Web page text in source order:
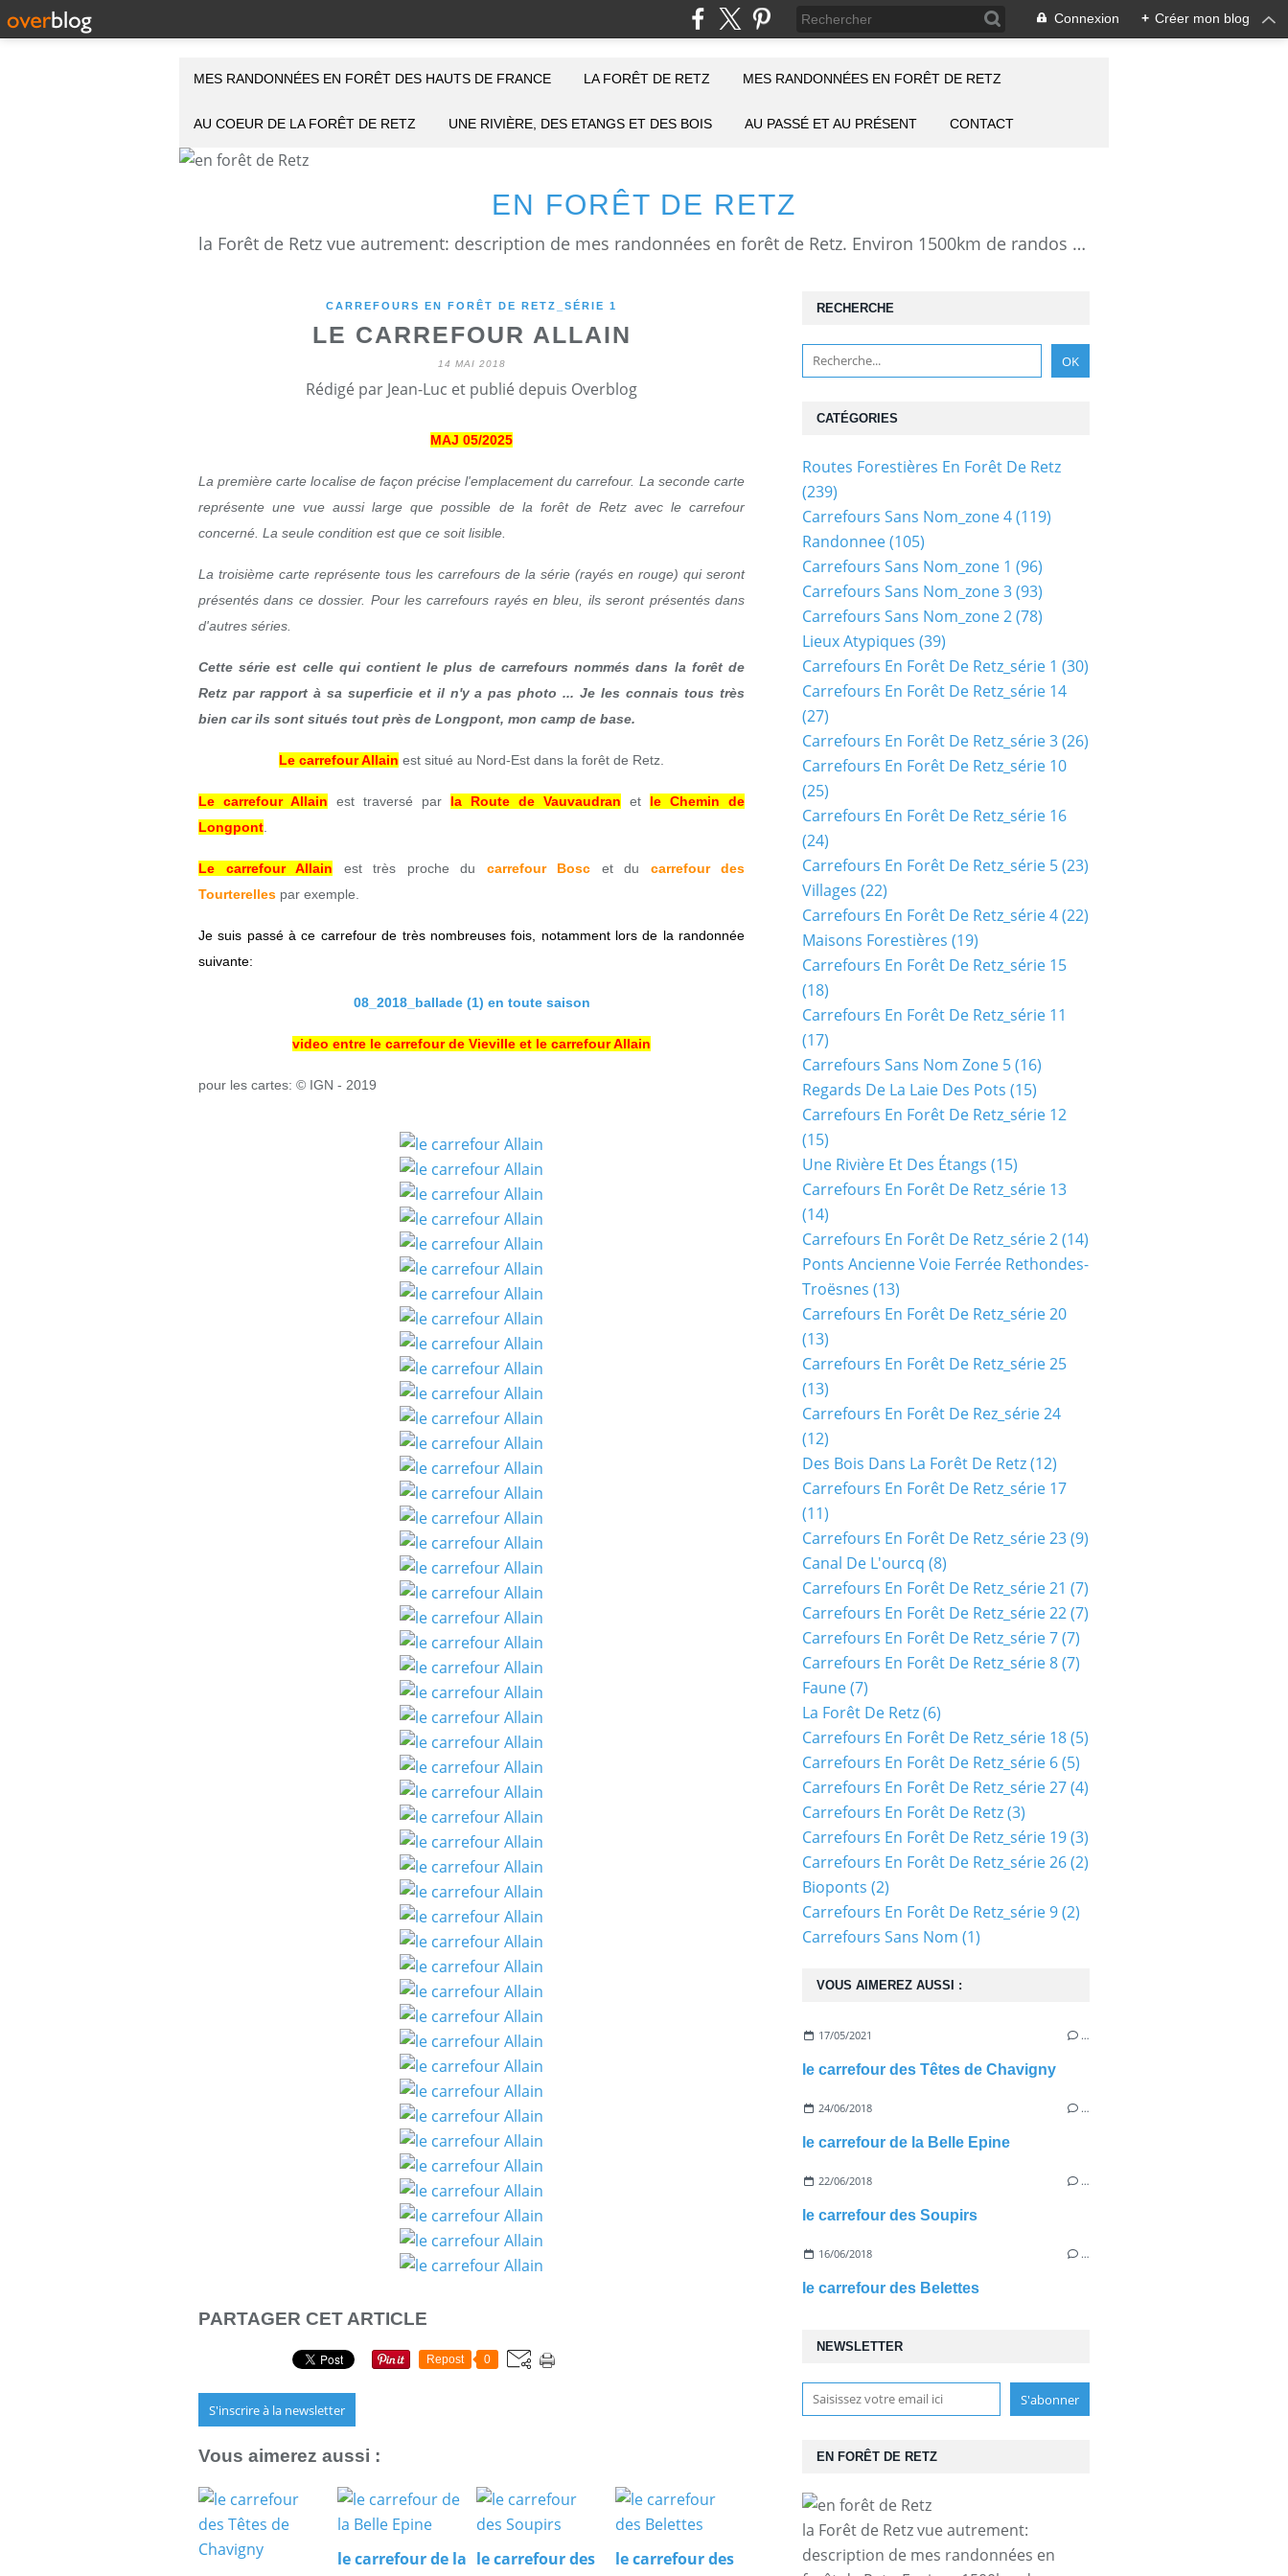
Connexion + Créer mon blog
EN FORÊT DE RETZ
la Forêt de Retz vue autrement: description de mes randonnées en forêt de Retz. Environ 1500km de randos et 25000 photos pour montrer cette forêt magnifique et ses particularités: les lieux atypiques comme la Pierre Clouise, la Cave du Diable, la Pierre Fortière, la Grotte Saint-Antoine ... Mais aussi les 360 carrefours nommés, plus de 100 routes forestières, les étangs, des villages et hameaux
MES RANDONNÉES EN FORÊT DES HAUTS DE FRANCE LA FORÊT DE RETZ MES RANDONNÉES EN FORÊT DE RETZ
AU COEUR DE LA FORÊT DE RETZ UNE RIVIÈRE, DES ETANGS ET DES BOIS AU PASSÉ ET AU PRÉSENT CONTACT
CARREFOURS EN FORÊT DE RETZ_SÉRIE 1
LE CARREFOUR ALLAIN
14 MAI 2018
Rédigé par Jean-Luc et publié depuis Overblog
MAJ 05/2025
La première carte localise de façon précise l'emplacement du carrefour. La seconde carte
représente une vue aussi large que possible de la forêt de Retz avec le carrefour
concerné. La seule condition est que ce soit lisible.
La troisième carte représente tous les carrefours de la série (rayés en rouge) qui seront
présentés dans ce dossier. Pour les carrefours rayés en bleu, ils seront présentés dans
d'autres séries.
Cette série est celle qui contient le plus de carrefours nommés dans la forêt de
Retz par rapport à sa superficie et il n'y a pas photo ... Je les connais tous très
bien car ils sont situés tout près de Longpont, mon camp de base.
Le carrefour Allain est situé au Nord-Est dans la forêt de Retz.
Le carrefour Allain est traversé par la Route de Vauvaudran et le Chemin de
Longpont
Le carrefour Allain est très proche du carrefour Bosc et du carrefour des
Tourterelles par exemple.
Je suis passé à ce carrefour de très nombreuses fois, notamment lors de la randonnée
suivante:
08_2018_ballade (1) en toute saison
video entre le carrefour de Vieville et le carrefour Allain
pour les cartes: © IGN - 2019
PARTAGER CET ARTICLE
Repost 0
S'inscrire à la newsletter
Vous aimerez aussi :
le carrefour de la le carrefour des
le carrefour des
NEWSLETTER
RECHERCHE
EN FORÊT DE RETZ
la Forêt de Retz vue autrement:
description de mes randonnées en
VOUS AIMEREZ AUSSI :
17/05/2021 …
le carrefour des Têtes de Chavigny
24/06/2018 …
le carrefour de la Belle Epine
22/06/2018 …
le carrefour des Soupirs
16/06/2018 …
le carrefour des Belettes
CATÉGORIES
Routes Forestières En Forêt De Retz
(239)
Carrefours Sans Nom_zone 4(119)
Randonnee(105)
Carrefours Sans Nom_zone 1 (96)
Carrefours Sans Nom_zone 3(93)
Carrefours Sans Nom_zone 2(78)
Lieux Atypiques (39)
Carrefours En Forêt De Retz_série 1 (30)
Carrefours En Forêt De Retz_série 14
(27)
Carrefours En Forêt De Retz_série 3(26)
Carrefours En Forêt De Retz_série 10
(25)
Carrefours En Forêt De Retz_série 16
(24)
Carrefours En Forêt De Retz_série 5(23)
Villages (22)
Carrefours En Forêt De Retz_série 4(22)
Maisons Forestières (19)
Carrefours En Forêt De Retz_série 15
(18)
Carrefours En Forêt De Retz_série 11
(17)
Carrefours Sans Nom Zone 5(16)
Regards De La Laie Des Pots (15)
Carrefours En Forêt De Retz_série 12
(15)
Une Rivière Et Des Étangs (15)
Carrefours En Forêt De Retz_série 13
(14)
Carrefours En Forêt De Retz_série 2(14)
Ponts Ancienne Voie Ferrée Rethondes-
Troësnes (13)
Carrefours En Forêt De Retz_série 20
(13)
Carrefours En Forêt De Retz_série 25
(13)
Carrefours En Forêt De Rez_série 24
(12)
Des Bois Dans La Forêt De Retz(12)
Carrefours En Forêt De Retz_série 17
(11)
Carrefours En Forêt De Retz_série 23(9)
Canal De L'ourcq (8)
Carrefours En Forêt De Retz_série 21 (7)
Carrefours En Forêt De Retz_série 22(7)
Carrefours En Forêt De Retz_série 7(7)
Carrefours En Forêt De Retz_série 8(7)
Faune(7)
La Forêt De Retz(6)
Carrefours En Forêt De Retz_série 18(5)
Carrefours En Forêt De Retz_série 6(5)
Carrefours En Forêt De Retz_série 27(4)
Carrefours En Forêt De Retz(3)
Carrefours En Forêt De Retz_série 19(3)
Carrefours En Forêt De Retz_série 26(2)
Bioponts (2)
Carrefours En Forêt De Retz_série 9(2)
Carrefours Sans Nom (1)